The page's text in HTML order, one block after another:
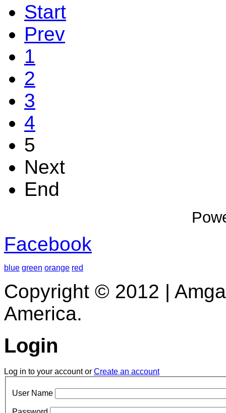
Start
Prev
1
2
3
4
5
Next
End
Facebook
blue green orange red
Copyright © 2012 |
America.
Login
Log in to your account or Create an account
User Name